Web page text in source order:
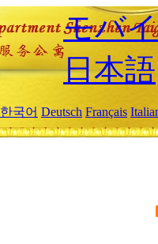
モバ
日本語
한국어 Deutsch Français